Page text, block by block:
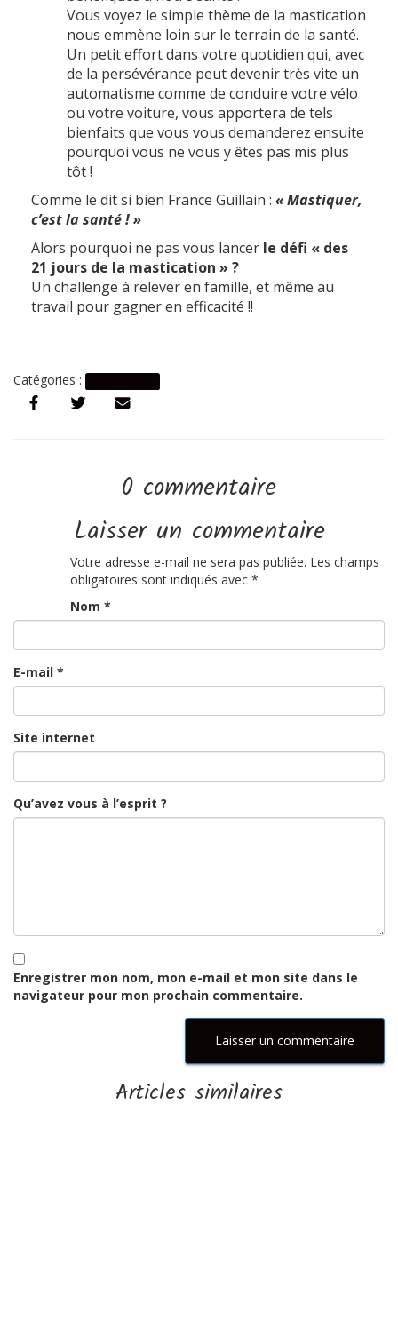
Vous voyez le simple thème de la mastication
nous emmène loin sur le terrain de la santé.
Un petit effort dans votre quotidien qui, avec
de la persévérance peut devenir très vite un
automatisme comme de conduire votre vélo
ou votre voiture, vous apportera de tels
bienfaits que vous vous demanderez ensuite
pourquoi vous ne vous y êtes pas mis plus
tôt !
Comme le dit si bien France Guillain : « Mastiquer,
c’est la santé ! »
Alors pourquoi ne pas vous lancer le défi « des
21 jours de la mastication » ?
Un challenge à relever en famille, et même au
travail pour gagner en efficacité !!
Catégories :
0 commentaire
Laisser un commentaire
Votre adresse e-mail ne sera pas publiée. Les champs
obligatoires sont indiqués avec *
Nom *
E-mail *
Site internet
Qu’avez vous à l’esprit ?
Enregistrer mon nom, mon e-mail et mon site dans le
navigateur pour mon prochain commentaire.
Articles similaires